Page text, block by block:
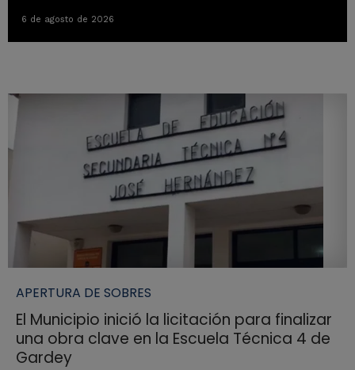
6 de agosto de 2026
APERTURA DE SOBRES
El Municipio inició la licitación para finalizar
una obra clave en la Escuela Técnica 4 de
Gardey